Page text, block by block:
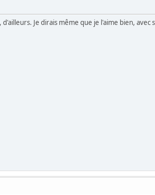
Je dirais même que je l'aime bien, avec